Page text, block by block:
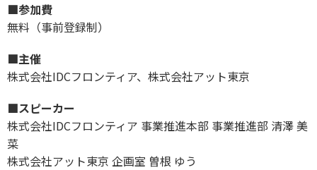
■参加費
無料（事前登録制）
■主催
株式会社IDCフロンティア、株式会社アット東京
■スピーカー
株式会社IDCフロンティア 事業推進本部 事業推進部 清澤 美
菜
株式会社アット東京 企画室 曽根 ゆう